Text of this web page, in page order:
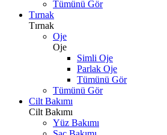
Tümünü Gör
Tırnak
Tırnak
Oje
Oje
Simli Oje
Parlak Oje
Tümünü Gör
Tümünü Gör
Cilt Bakımı
Cilt Bakımı
Yüz Bakımı